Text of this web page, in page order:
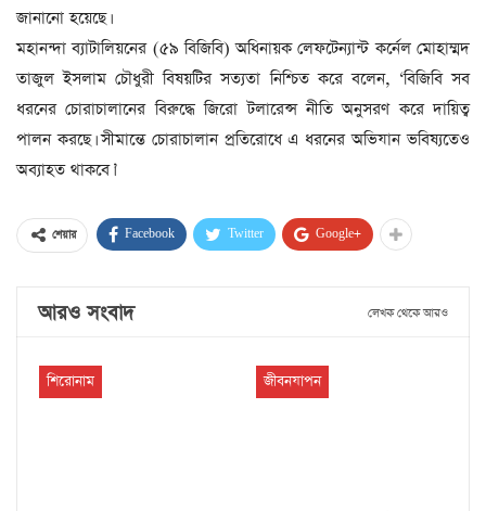
জানানো হয়েছে।
মহানন্দা ব্যাটালিয়নের (৫৯ বিজিবি) অধিনায়ক লেফটেন্যান্ট কর্নেল মোহাম্মদ
তাজুল ইসলাম চৌধুরী বিষয়টির সত্যতা নিশ্চিত করে বলেন, ‘বিজিবি সব
ধরনের চোরাচালানের বিরুদ্ধে জিরো টলারেন্স নীতি অনুসরণ করে দায়িত্ব
পালন করছে। সীমান্তে চোরাচালান প্রতিরোধে এ ধরনের অভিযান ভবিষ্যতেও
অব্যাহত থাকবে।’
শেয়ার Facebook Twitter Google+
আরও সংবাদ লেখক থেকে আরও
শিরোনাম জীবনযাপন